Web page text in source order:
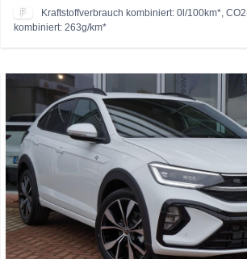
F
Kraftstoffverbrauch kombiniert: 0l/100km*,
kombiniert: 263g/km*